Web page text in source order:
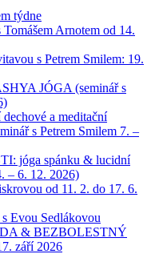
týdne
Arnotem od 14.
s Petrem Smilem: 19.
JÓGA (seminář s
a meditační
s Petrem Smilem 7. –
jóga spánku & lucidní
– 6. 12. 2026)
od 11. 2. do 17. 6.
Evou Sedlákovou
& BEZBOLESTNÝ
září 2026